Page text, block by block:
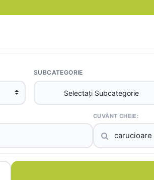
SUBCATEGORIE
CUVÂNT CHEIE: